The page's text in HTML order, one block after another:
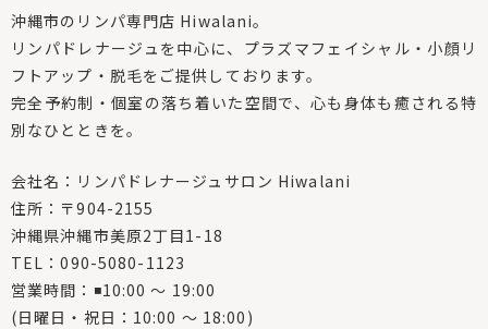
沖縄市のリンパ専門店 Hiwalani。
リンパドレナージュを中心に、プラズマフェイシャル・小顔リ
フトアップ・脱毛をご提供しております。
完全予約制・個室の落ち着いた空間で、心も身体も癒される特
別なひとときを。
会社名：リンパドレナージュサロン Hiwalani
住所：〒904-2155
沖縄県沖縄市美原2丁目1-18
TEL：090-5080-1123
営業時間：◾10:00 〜 19:00
(日曜日・祝日：10:00 〜 18:00)